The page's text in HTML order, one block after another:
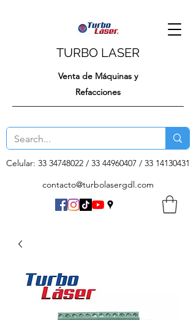
TURBO LASER
Venta de Máquinas y
Refacciones
Celular: 33 34748022 / 33 44960407 / 33 14130431
contacto@turbolasergdl.com